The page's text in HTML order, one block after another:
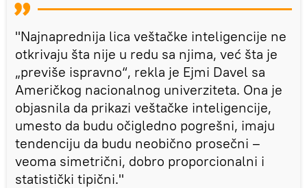
"Najnaprednija lica veštačke inteligencije ne
otkrivaju šta nije u redu sa njima, već šta je
„previše ispravno“, rekla je Ejmi Davel sa
Američkog nacionalnog univerziteta. Ona je
objasnila da prikazi veštačke inteligencije,
umesto da budu očigledno pogrešni, imaju
tendenciju da budu neobično prosečni –
veoma simetrični, dobro proporcionalni i
statistički tipični."